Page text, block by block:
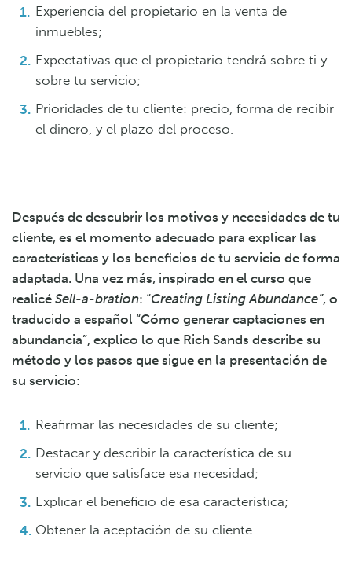
Experiencia del propietario en la venta de
inmuebles;
Expectativas que el propietario tendrá sobre ti y
sobre tu servicio;
Prioridades de tu cliente: precio, forma de recibir
el dinero, y el plazo del proceso.
Después de descubrir los motivos y necesidades de tu
cliente, es el momento adecuado para explicar las
características y los beneficios de tu servicio de forma
adaptada. Una vez más, inspirado en el curso que
realicé Sell-a-bration: “Creating Listing Abundance”, o
traducido a español “Cómo generar captaciones en
abundancia”, explico lo que Rich Sands describe su
método y los pasos que sigue en la presentación de
su servicio:
Reafirmar las necesidades de su cliente;
Destacar y describir la característica de su
servicio que satisface esa necesidad;
Explicar el beneficio de esa característica;
Obtener la aceptación de su cliente.